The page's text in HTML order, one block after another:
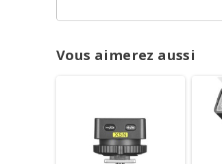
Vous aimerez aussi